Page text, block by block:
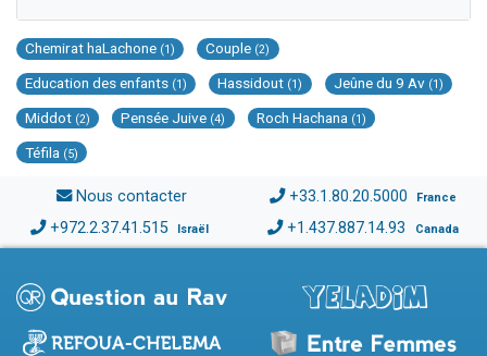
Chemirat haLachone (1) Couple (2)
Education des enfants (1) Hassidout (1) Jeûne du 9 Av (1)
Middot (2) Pensée Juive (4) Roch Hachana (1)
Téfila (5)
Nous contacter +33.1.80.20.5000 France
+972.2.37.41.515 Israël +1.437.887.14.93 Canada